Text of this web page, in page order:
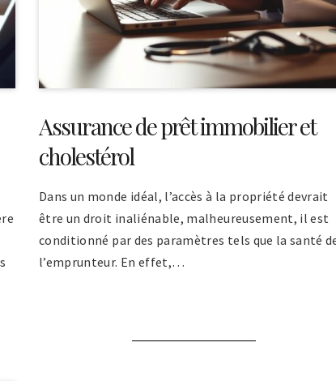
Assurance de prêt immobilier et
cholestérol
Dans un monde idéal, l’accès à la propriété devrait
être un droit inaliénable, malheureusement, il est
conditionné par des paramètres tels que la santé
l’emprunteur. En effet,…